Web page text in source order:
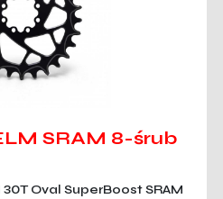
SRAM 8-śrub
Oval SuperBoost SRAM